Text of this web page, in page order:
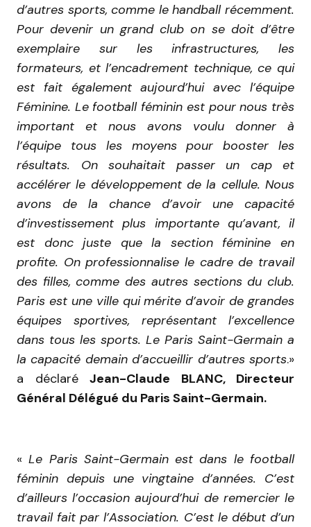
d’autres sports, comme le handball récemment.
Pour devenir un grand club on se doit d’être
exemplaire sur les infrastructures, les
formateurs, et l’encadrement technique, ce qui
est fait également aujourd’hui avec l’équipe
Féminine. Le football féminin est pour nous très
important et nous avons voulu donner à
l’équipe tous les moyens pour booster les
résultats. On souhaitait passer un cap et
accélérer le développement de la cellule. Nous
avons de la chance d’avoir une capacité
d’investissement plus importante qu’avant, il
est donc juste que la section féminine en
profite. On professionnalise le cadre de travail
des filles, comme des autres sections du club.
Paris est une ville qui mérite d’avoir de grandes
équipes sportives, représentant l’excellence
dans tous les sports. Le Paris Saint-Germain a
la capacité demain d’accueillir d’autres sports.»
a déclaré Jean-Claude BLANC, Directeur
Général Délégué du Paris Saint-Germain.
«Le Paris Saint-Germain est dans le football
féminin depuis une vingtaine d’années. C’est
d’ailleurs l’occasion aujourd’hui de remercier le
travail fait par l’Association. C’est le début d’un